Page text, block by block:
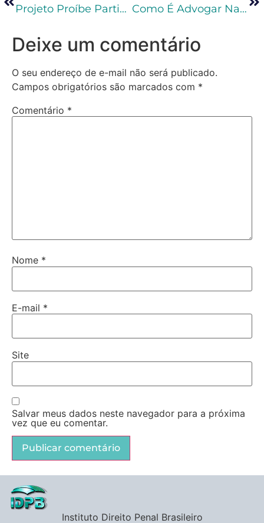
Projeto Proíbe Participação De Beneficiário De Condicional Em Manifestações Públicas Como É Advogar Na Área Criminal?
Deixe um comentário
O seu endereço de e-mail não será publicado.
Campos obrigatórios são marcados com *
Comentário *
Nome *
E-mail *
Site
Salvar meus dados neste navegador para a próxima
vez que eu comentar.
Instituto Direito Penal Brasileiro